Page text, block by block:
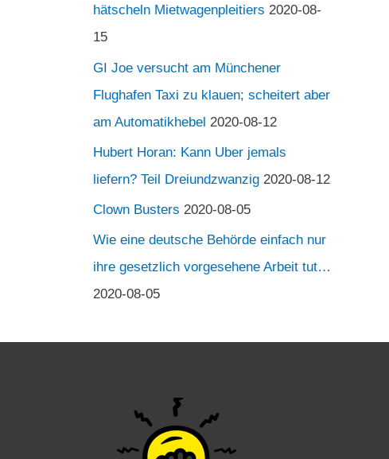
hätscheln Mietwagenpleitiers 2020-08-
15
GI Joe versucht am Münchener
Flughafen Taxi zu klauen; scheitert aber
am Automatikhebel 2020-08-12
Hubert Horan: Kann Uber jemals
liefern? Teil Dreiundzwanzig 2020-08-12
Clown Busters 2020-08-05
Wie eine deutsche Behörde einfach nur
ihre gesetzlich vorgesehene Arbeit tut…
2020-08-05